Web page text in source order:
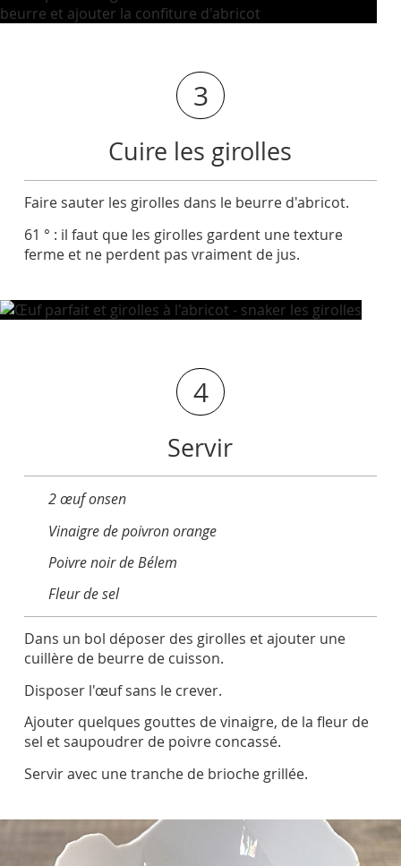
3
Cuire les girolles
Faire sauter les girolles dans le beurre d'abricot.
61 ° : il faut que les girolles gardent une texture
ferme et ne perdent pas vraiment de jus.
4
Servir
2 œuf onsen
Vinaigre de poivron orange
Poivre noir de Bélem
Fleur de sel
Dans un bol déposer des girolles et ajouter une
cuillère de beurre de cuisson.
Disposer l'œuf sans le crever.
Ajouter quelques gouttes de vinaigre, de la fleur de
sel et saupoudrer de poivre concassé.
Servir avec une tranche de brioche grillée.